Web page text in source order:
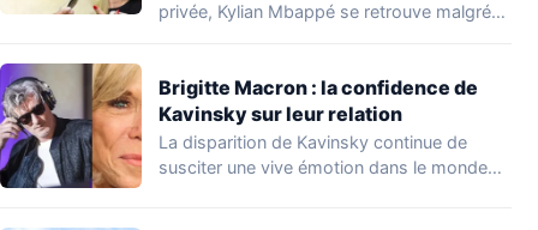
privée, Kylian Mbappé se retrouve malgré
Brigitte Macron : la confidence de
Kavinsky sur leur relation
La disparition de Kavinsky continue de
susciter une vive émotion dans le monde